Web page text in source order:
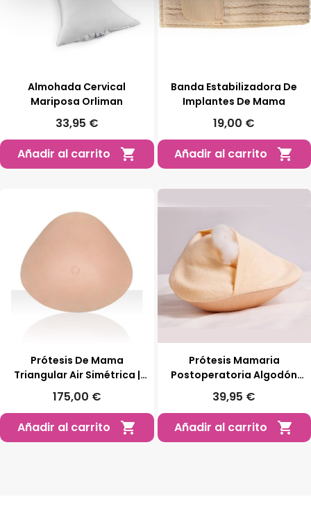
Almohada Cervical
Mariposa Orliman
33,95 €
Añadir al carrito

Banda Estabilizadora De
Implantes De Mama
19,00 €
Añadir al carrito

Prótesis De Mama
Triangular Air Simétrica |
ABC Ibérica
175,00 €
Añadir al carrito

Prótesis Mamaria
Postoperatoria Algodón
Ligera Talla S-XXL
39,95 €
Añadir al carrito
